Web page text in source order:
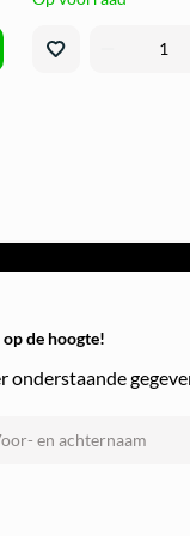
de hoogte!
onderstaande